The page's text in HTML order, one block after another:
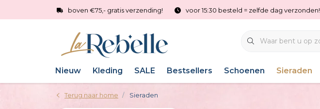
boven €75,- gratis verzending! voor 15:30 besteld = zelfde dag verzonden!
Nieuw Kleding SALE Bestsellers Schoenen Sieraden
Terug naar home Sieraden